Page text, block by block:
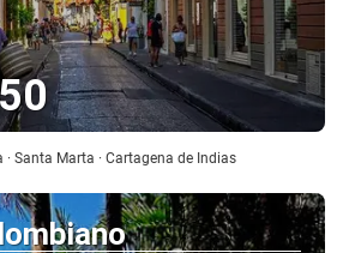
Ver
· Santa Marta · Cartagena de Indias